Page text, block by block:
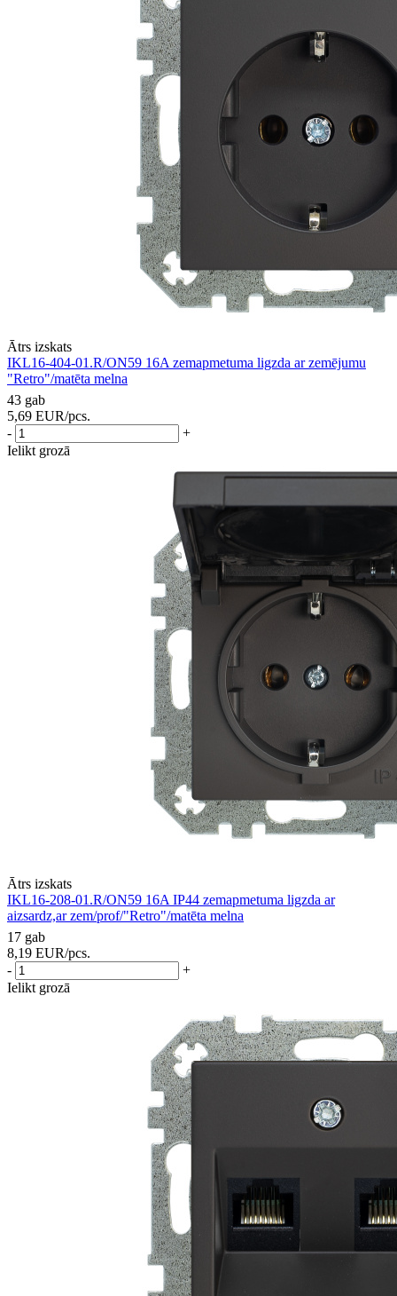
Ātrs izskats
IKL16-404-01.R/ON59 16A zemapmetuma ligzda ar zemējumu
"Retro"/matēta melna
43 gab
5,69 EUR/pcs.
-
+
Ielikt grozā
Ātrs izskats
IKL16-208-01.R/ON59 16A IP44 zemapmetuma ligzda ar
aizsardz,ar zem/prof/"Retro"/matēta melna
17 gab
8,19 EUR/pcs.
-
+
Ielikt grozā